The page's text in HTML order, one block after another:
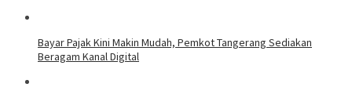
Bayar Pajak Kini Makin Mudah, Pemkot Tangerang Sediakan
Beragam Kanal Digital